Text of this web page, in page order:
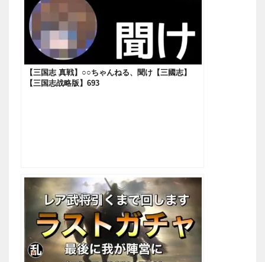
【三国志 真戦】○○ちゃんねる、聞け【三國志】
【三国志战略版】693